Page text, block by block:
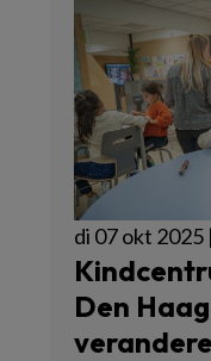
di 07 okt
Den